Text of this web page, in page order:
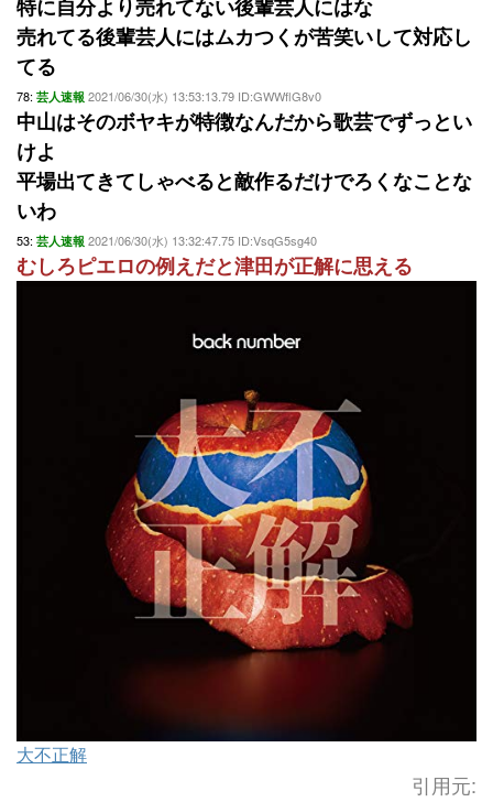
特に自分より売れてない後輩芸人にはな
売れてる後輩芸人にはムカつくが苦笑いして対応し
てる
78: 芸人速報 2021/06/30(水) 13:53:13.79 ID:GWWflG8v0
中山はそのボヤキが特徴なんだから歌芸でずっとい
けよ
平場出てきてしゃべると敵作るだけでろくなことな
いわ
53: 芸人速報 2021/06/30(水) 13:32:47.75 ID:VsqG5sg40
むしろピエロの例えだと津田が正解に思える
大不正解
引用元: